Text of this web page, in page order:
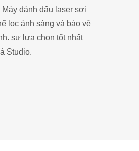
đánh dấu laser sợi
lọc ánh sáng và bảo vệ
sự lựa chọn tốt nhất
Studio.